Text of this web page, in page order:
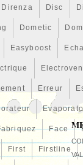
Direnza Disc
Dometic
Easyboost
Erreur
Face
First Firstline